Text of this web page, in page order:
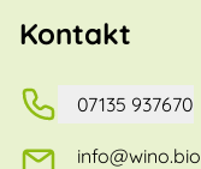
Kontakt
07135 937670
info@wino.bio